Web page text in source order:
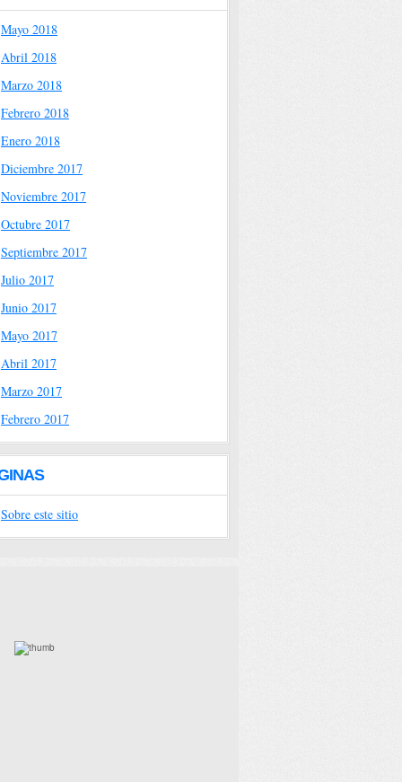
Mayo 2018
Abril 2018
Marzo 2018
Febrero 2018
Enero 2018
Diciembre 2017
Noviembre 2017
Octubre 2017
Septiembre 2017
Julio 2017
Junio 2017
Mayo 2017
Abril 2017
Marzo 2017
Febrero 2017
Sobre este sitio